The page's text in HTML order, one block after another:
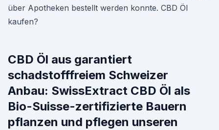
über Apotheken bestellt werden konnte. CBD Öl
kaufen?
CBD Öl aus garantiert
schadstofffreiem Schweizer
Anbau: SwissExtract CBD Öl als
Bio-Suisse-zertifizierte Bauern
pflanzen und pflegen unseren